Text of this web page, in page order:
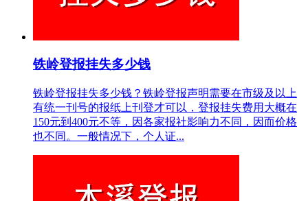
铁岭登报挂失多少钱
铁岭登报挂失多少钱？铁岭登报声明需要在市级及以上
有统一刊号的报纸上刊登才可以，登报挂失费用大概在
150元到400元不等，因各家报社影响力不同，因而价格
也不同。一般情况下，个人证...